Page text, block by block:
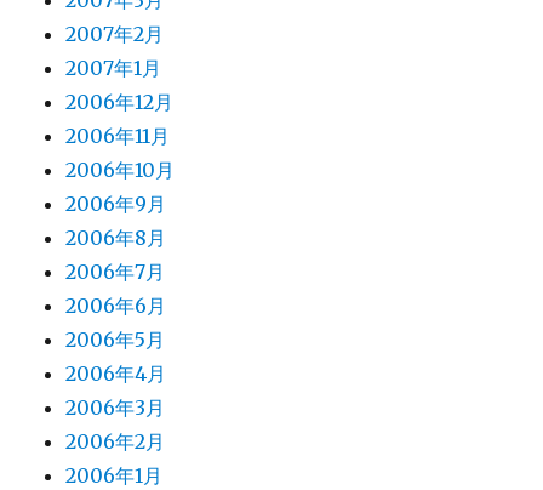
2007年2月
2007年1月
2006年12月
2006年11月
2006年10月
2006年9月
2006年8月
2006年7月
2006年6月
2006年5月
2006年4月
2006年3月
2006年2月
2006年1月